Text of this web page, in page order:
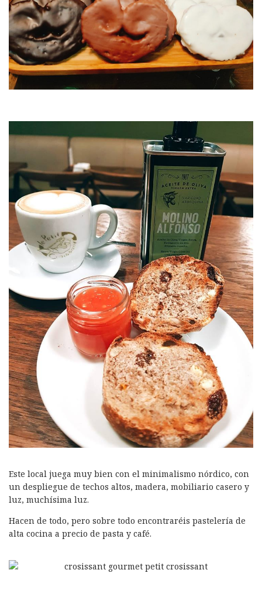
Este local juega muy bien con el minimalismo nórdico, con
un despliegue de techos altos, madera, mobiliario casero y
luz, muchísima luz.
Hacen de todo, pero sobre todo encontraréis pastelería de
alta cocina a precio de pasta y café.